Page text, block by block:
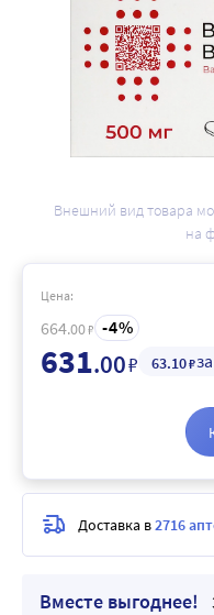
Внешний вид товара
на
Вместе выгоднее!
Цена:
664.00₽ 4
631.00₽ 63.10₽
Доставка в2716